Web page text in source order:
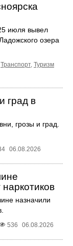
июля вывел
озера
Транспорт, Туризм
град в
грозы и град.
06.08.2026
назначили
536 06.08.2026